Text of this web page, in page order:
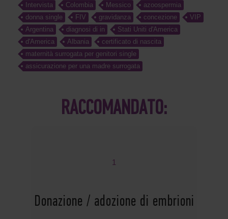
Intervista
Colombia Messico
azoospermia
donna single
FIV gravidanza concezione
VIP
Argentina
diagnosi di in
Stati Uniti d'America
d'America
Albania
certificato di nascita
maternità surrogata per genitori single
assicurazione per una madre surrogata
RACCOMANDATO:
1
Donazione / adozione di embrioni